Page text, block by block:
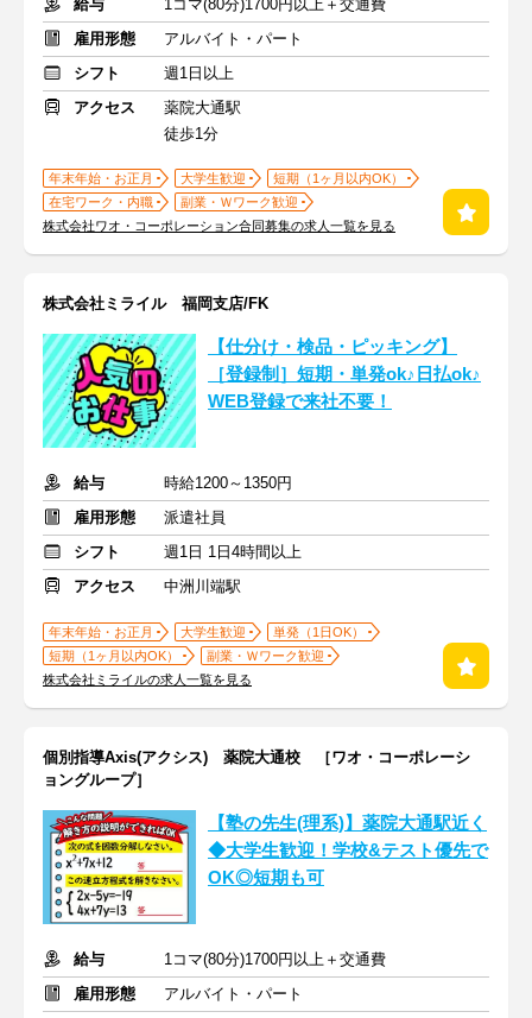
給与
1コマ(80分)1700円以上＋交通費
雇用形態
アルバイト・パート
シフト
週1日以上
アクセス
薬院大通駅
徒歩1分
年末年始・お正月 大学生歓迎
短期（1ヶ月以内OK）
在宅ワーク・内職
副業・Ｗワーク歓迎
株式会社ワオ・コーポレーション合同募集の求人一覧を見る
株式会社ミライル 福岡支店/FK
【仕分け・検品・ピッキング】
［登録制］短期・単発ok♪日払ok♪
WEB登録で来社不要！
給与
時給1200～1350円
雇用形態
派遣社員
シフト
週1日 1日4時間以上
アクセス
中洲川端駅
年末年始・お正月 大学生歓迎
単発（1日OK）
短期（1ヶ月以内OK）
副業・Ｗワーク歓迎
株式会社ミライルの求人一覧を見る
個別指導Axis(アクシス) 薬院大通校 ［ワオ・コーポレーシ
ョングループ］
【塾の先生(理系)】薬院大通駅近く
◆大学生歓迎！学校&テスト優先で
OK◎短期も可
給与
1コマ(80分)1700円以上＋交通費
雇用形態
アルバイト・パート